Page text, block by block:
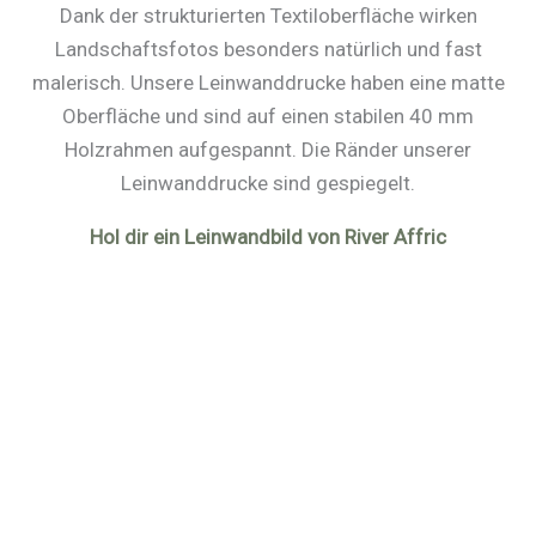
Dank der strukturierten Textiloberfläche wirken
Landschaftsfotos besonders natürlich und fast
malerisch. Unsere Leinwanddrucke haben eine matte
Oberfläche und sind auf einen stabilen 40 mm
Holzrahmen aufgespannt. Die Ränder unserer
Leinwanddrucke sind gespiegelt.
Hol dir ein Leinwandbild von River Affric